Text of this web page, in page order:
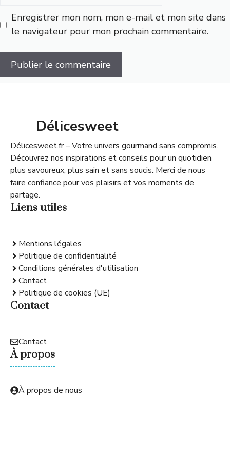
Enregistrer mon nom, mon e-mail et mon site dans
le navigateur pour mon prochain commentaire.
Délicesweet
Délicesweet.fr – Votre univers gourmand sans compromis.
Découvrez nos inspirations et conseils pour un quotidien
plus savoureux, plus sain et sans soucis. Merci de nous
faire confiance pour vos plaisirs et vos moments de
partage.
Liens utiles
Mentions légales
Politique de confidentialité
Conditions générales d'utilisation
Contact
Politique de cookies (UE)
Contact
Contact
À propos
À propos de nous